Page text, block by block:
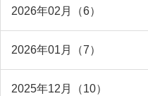
2026年02月（6）
2026年01月（7）
2025年12月（10）